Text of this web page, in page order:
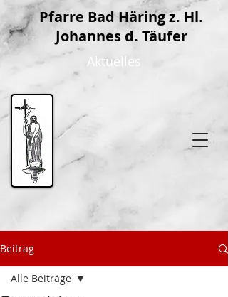
Pfarre Bad Häring z. Hl.
Johannes d. Täufer
Aktuelles
Beitrag
Alle Beiträge